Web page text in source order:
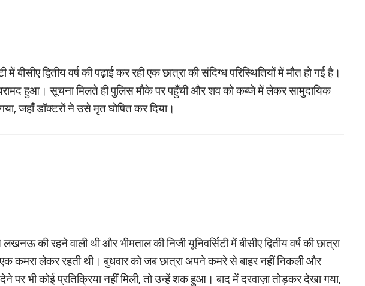
में बीसीए द्वितीय वर्ष की पढ़ाई कर रही एक छात्रा की संदिग्ध परिस्थितियों में मौत हो गई है।
हुआ। सूचना मिलते ही पुलिस मौके पर पहुँची और शव को कब्जे में लेकर सामुदायिक
जहाँ डॉक्टरों ने उसे मृत घोषित कर दिया।
की रहने वाली थी और भीमताल की निजी यूनिवर्सिटी में बीसीए द्वितीय वर्ष की छात्रा
एक कमरा लेकर रहती थी। बुधवार को जब छात्रा अपने कमरे से बाहर नहीं निकली और
भी कोई प्रतिक्रिया नहीं मिली, तो उन्हें शक हुआ। बाद में दरवाज़ा तोड़कर देखा गया,